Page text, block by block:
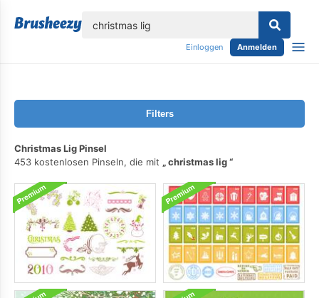
Einloggen Anmelden
Filters
Christmas Lig Pinsel
453 kostenlosen Pinseln, die mit
christmas lig